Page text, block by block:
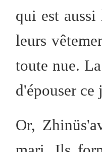
qui est
leurs
toute nue.
d'épouser ce
Or,